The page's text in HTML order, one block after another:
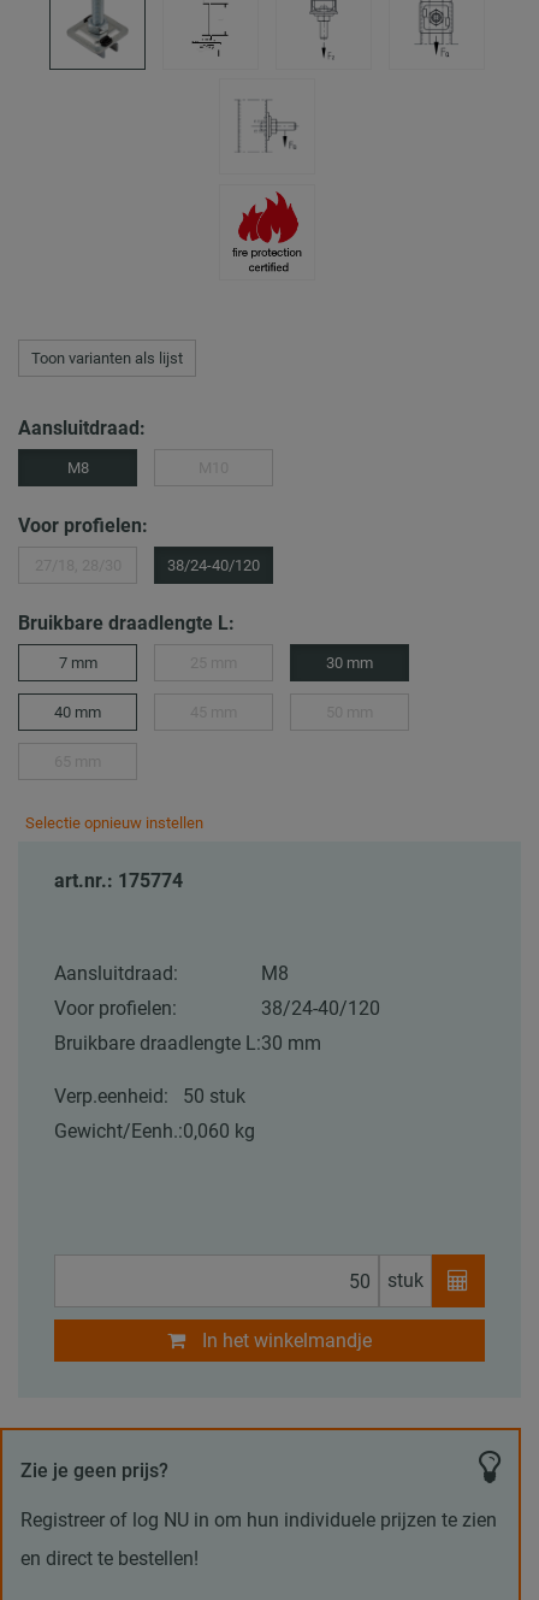
Toon varianten als lijst
Aansluitdraad:
M8
Voor profielen:
38/24-40/120
Bruikbare draadlengte L:
7 mm 30 mm
40 mm
Selectie opnieuw instellen
art.nr.: 175774
Aansluitdraad:
M8
Voor profielen:
38/24-40/120
Bruikbare draadlengte L:30 mm
Verp.eenheid:
50 stuk
Gewicht/Eenh.:0,060 kg
stuk
In het winkelmandje
Zie je geen prijs?
Registreer of log NU in om hun individuele prijzen te zien
en direct te bestellen!